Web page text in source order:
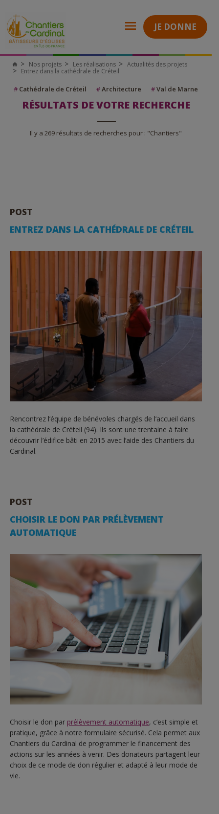
JE DONNE
Nos projets Les réalisations
Actualités des projets
Entrez dans la cathédrale de Créteil
# Cathédrale de Créteil #Architecture #Val de Marne
RÉSULTATS DE VOTRE RECHERCHE
Il y a 269 résultats de recherches pour : "Chantiers"
POST
ENTREZ DANS LA CATHÉDRALE DE CRÉTEIL
Rencontrez l’équipe de bénévoles chargés de l’accueil dans
la cathédrale de Créteil (94). Ils sont une trentaine à faire
découvrir l’édifice bâti en 2015 avec l’aide des Chantiers du
Cardinal.
POST
CHOISIR LE DON PAR PRÉLÈVEMENT
AUTOMATIQUE
Choisir le don par prélèvement automatique, c’est simple et
pratique, grâce à notre formulaire sécurisé. Cela permet aux
Chantiers du Cardinal de programmer le financement des
actions sur les années à venir. Des donateurs partagent leur
choix de ce mode de don régulier et adapté à leur mode de
vie.